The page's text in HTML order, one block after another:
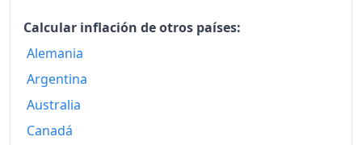
2019
172.16
2020
2021
2022
Calcular inflación de otros países:
Alemania
Argentina
Australia
Canadá